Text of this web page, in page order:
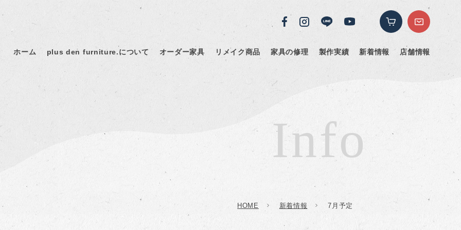
ホーム plus den furniture.について オーダー家具 リメイク商品 家具の修理 製作実績 新着情報 店舗情報
Info
HOME 新着情報 7月予定